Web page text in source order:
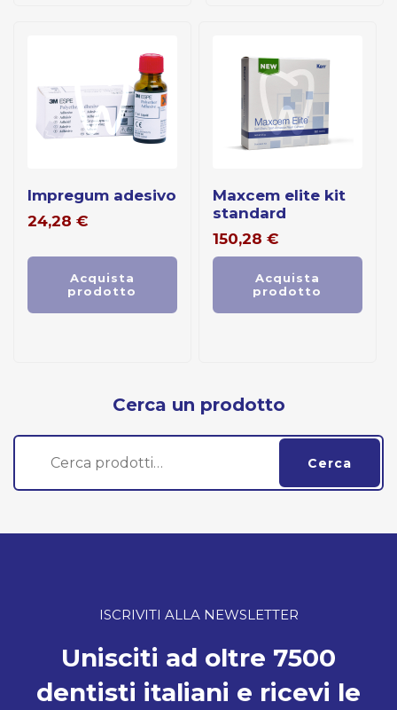
impregum adesivo
24,28 €
Acquista
prodotto
maxcem elite kit
standard
150,28 €
Acquista
prodotto
Cerca un prodotto
Cerca:
Cerca
ISCRIVITI ALLA NEWSLETTER
Unisciti ad oltre 7500
dentisti italiani e ricevi le